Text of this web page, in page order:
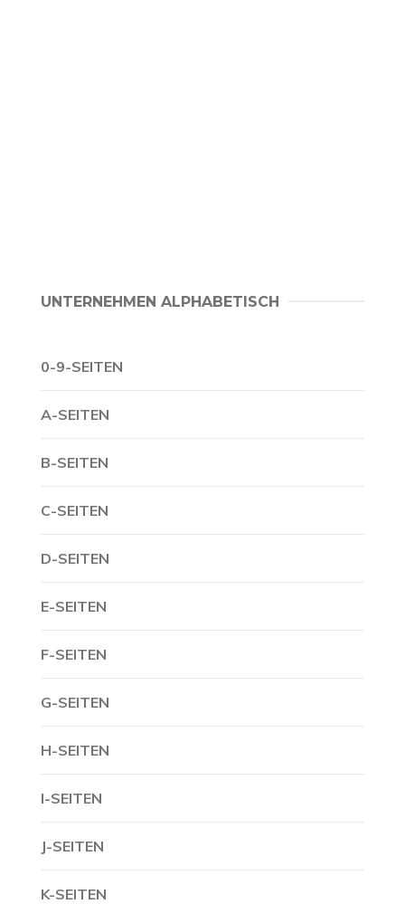
UNTERNEHMEN ALPHABETISCH
0-9-SEITEN
A-SEITEN
B-SEITEN
C-SEITEN
D-SEITEN
E-SEITEN
F-SEITEN
G-SEITEN
H-SEITEN
I-SEITEN
J-SEITEN
K-SEITEN